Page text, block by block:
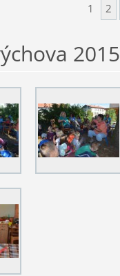
1 2
2015